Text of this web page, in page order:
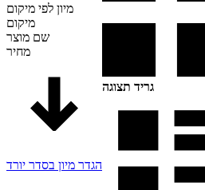
מיון לפי מיקום
מיקום
שם מוצר
מחיר
הגדר מיון בסדר יורד
גריד תצוגה